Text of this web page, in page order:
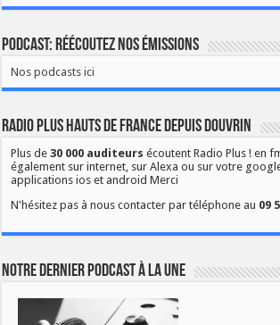
Podcast: Réécoutez nos émissions
Nos podcasts ici
Radio Plus Hauts de France depuis Douvrin
Plus de30 000 auditeurs écoutent Radio Plus ! en
également sur internet, sur Alexa ou sur votre
applications ios et android Merci
N'hésitez pas à nous contacter par téléphone au 09
Notre dernier podcast à la une